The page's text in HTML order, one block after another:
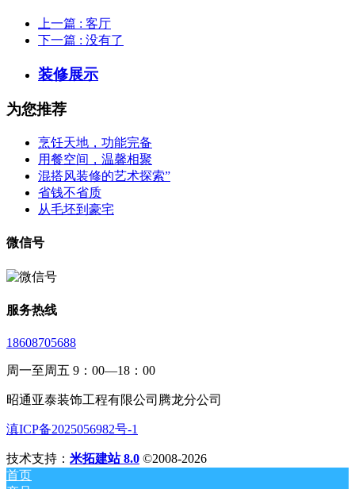
上一篇 : 客厅
下一篇 : 没有了
装修展示
为您推荐
烹饪天地，功能完备
用餐空间，温馨相聚
混搭风装修的艺术探索”
省钱不省质
从毛坯到豪宅
微信号
服务热线
18608705688
周一至周五 9：00—18：00
昭通亚泰装饰工程有限公司腾龙分公司
滇ICP备2025056982号-1
技术支持： 米拓建站 8.0 ©2008-2026
首页